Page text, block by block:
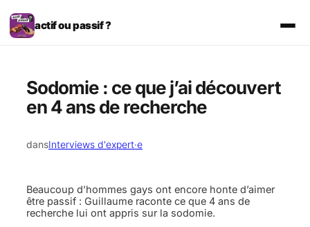
Aller
au
contenu
actif ou passif ?
Sodomie : ce que j’ai découvert
en 4 ans de recherche
dansInterviews d'expert·e
Beaucoup d’hommes gays ont encore honte d’aimer
être passif : Guillaume raconte ce que 4 ans de
recherche lui ont appris sur la sodomie.